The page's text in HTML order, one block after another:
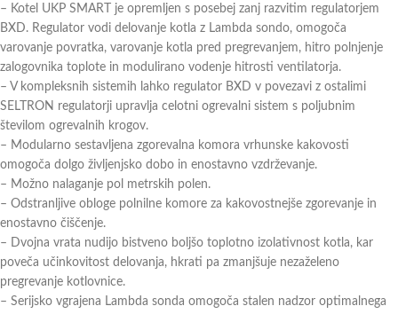
– Kotel UKP SMART je opremljen s posebej zanj razvitim regulatorjem
BXD. Regulator vodi delovanje kotla z Lambda sondo, omogoča
varovanje povratka, varovanje kotla pred pregrevanjem, hitro polnjenje
zalogovnika toplote in modulirano vodenje hitrosti ventilatorja.
– V kompleksnih sistemih lahko regulator BXD v povezavi z ostalimi
SELTRON regulatorji upravlja celotni ogrevalni sistem s poljubnim
številom ogrevalnih krogov.
– Modularno sestavljena zgorevalna komora vrhunske kakovosti
omogoča dolgo življenjsko dobo in enostavno vzdrževanje.
– Možno nalaganje pol metrskih polen.
– Odstranljive obloge polnilne komore za kakovostnejše zgorevanje in
enostavno čiščenje.
– Dvojna vrata nudijo bistveno boljšo toplotno izolativnost kotla, kar
poveča učinkovitost delovanja, hkrati pa zmanjšuje nezaželeno
pregrevanje kotlovnice.
– Serijsko vgrajena Lambda sonda omogoča stalen nadzor optimalnega